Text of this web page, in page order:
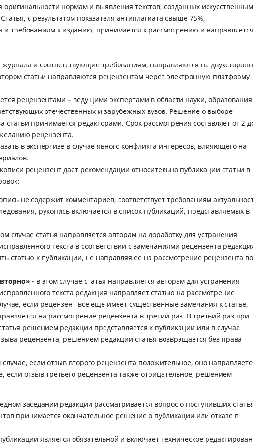
оригинальности нормам и выявления текстов, созданных искусственным
с результатом показателя антиплагиата свыше 75%,
требованиям к изданию, принимается к рассмотрению и
и соответствующие требованиям, направляются на
статьи направляются рецензентам через электронную платформу
рецензентами – ведущими экспертами в области науки,
отечественных и зарубежных вузов. Решение о выборе
статьи принимается редакторами. Срок рассмотрения составляет от 2
рецензента.
в экспертизе в случае явного конфликта интересов, влияющего на
рецензент дает рекомендации относительно публикации статьи в
не содержит комментариев, соответствует требованиям
рукопись включается в список публикаций, представляемых в
случае статья направляется авторам на доработку для устранения
текста в соответствии с замечаниями рецензента
статью к публикации, не направляя ее на рассмотрение рецензента во
- в этом случае статья направляется авторам для устранения
текста редакция направляет статью на рассмотрение
если рецензент все еще имеет существенные замечания к статье,
на рассмотрение рецензента в третий раз. В третьий раз при
решением редакции представляется к публикации или в случае
рецензента, решением редакции статья возвращается без права
случае, если отзыв второго рецензента положительное, оно
если отзыв третьего рецензента также отрицательное, решением
заседании редакции рассматривается вопрос о поступивших
принимается окончательное решение о публикации или отказе в
является обязательной и включает техническое